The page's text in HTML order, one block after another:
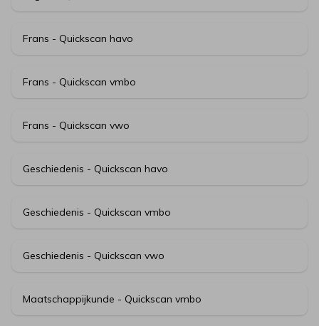
Frans - Quickscan havo
Frans - Quickscan vmbo
Frans - Quickscan vwo
Geschiedenis - Quickscan havo
Geschiedenis - Quickscan vmbo
Geschiedenis - Quickscan vwo
Maatschappijkunde - Quickscan vmbo